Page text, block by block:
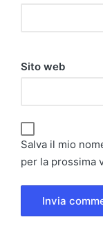
Sito web
Salva il mio
per la prossima